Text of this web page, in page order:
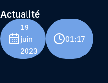
Actualité
19
juin
2023
01:17